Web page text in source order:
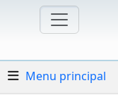
Menu principal